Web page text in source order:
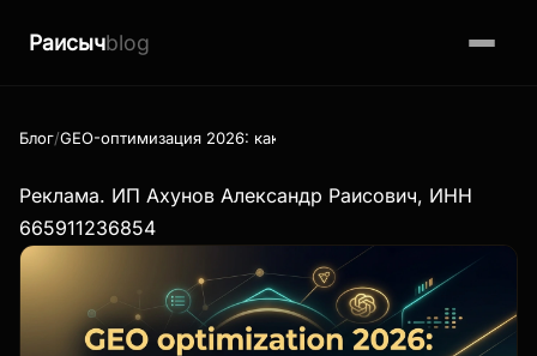
Раисычblog
Блог GEO-оптимизация 2026: как попасть в ответы ИИ-поиска
Реклама. ИП Ахунов Александр Раисович, ИНН
665911236854